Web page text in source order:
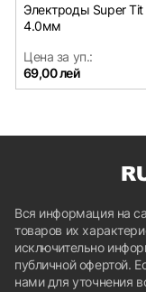
Электроды Super Tit
4.0мм
Цена за уп.:
69,00 лей
Вся информация на
товаров их
исключительно
публичной офертой.
нами для уточнения